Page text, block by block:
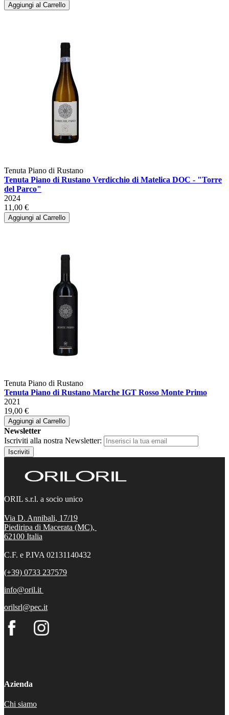
Aggiungi al Carrello
Tenuta Piano di Rustano
Tenuta Piano di Rustano Verdicchio di Matelica DOC - "Torre
del Parco"
2024
11,00 €
Aggiungi al Carrello
Tenuta Piano di Rustano
Tenuta Piano di Rustano Marche IGT Rosso Monte Primo
2021
19,00 €
Aggiungi al Carrello
Newsletter
Iscriviti alla nostra Newsletter:
Iscriviti
ORIL s.r.l. a socio unico
Via D. Annibali, 17/19
Piediripa di Macerata (MC),
62100 Italia
C.F. e P.IVA 02131140432
(+39) 0733 237579
info@oril.it
orilsrl@pec.it
Azienda
Chi siamo